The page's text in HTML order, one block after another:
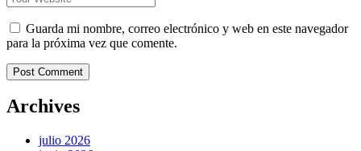
Guarda mi nombre, correo electrónico y web en este navegador
para la próxima vez que comente.
Post Comment
Archives
julio 2026